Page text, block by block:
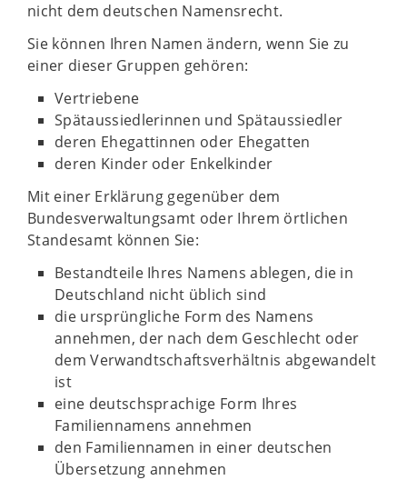
nicht dem deutschen Namensrecht.
Sie können Ihren Namen ändern, wenn Sie zu
einer dieser Gruppen gehören:
Vertriebene
Spätaussiedlerinnen und Spätaussiedler
deren Ehegattinnen oder Ehegatten
deren Kinder oder Enkelkinder
Mit einer Erklärung gegenüber dem
Bundesverwaltungsamt oder Ihrem örtlichen
Standesamt können Sie:
Bestandteile Ihres Namens ablegen, die in
Deutschland nicht üblich sind
die ursprüngliche Form des Namens
annehmen, der nach dem Geschlecht oder
dem Verwandtschaftsverhältnis abgewandelt
ist
eine deutschsprachige Form Ihres
Familiennamens annehmen
den Familiennamen in einer deutschen
Übersetzung annehmen